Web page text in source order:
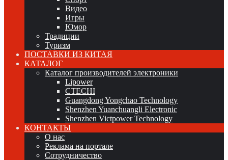
Видео
Игры
Юмор
Традиции
Туризм
ПОСТАВКИ ИЗ КИТАЯ
КАТАЛОГ
Каталог производителей электроники
Lipower
CTECHI
Guangdong Yongchao Technology
Shenzhen Yuanchuangli Electronic
Shenzhen Victpower Technology
КОНТАКТЫ
О нас
Реклама на портале
Сотрудничество